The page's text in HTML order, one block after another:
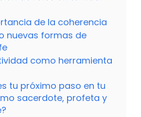
de la coherencia
nuevas formas de
como herramienta
tu próximo paso en tu
sacerdote, profeta y